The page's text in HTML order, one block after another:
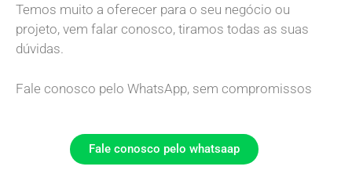
Temos muito a oferecer para o seu negócio ou
projeto, vem falar conosco, tiramos todas as suas
dúvidas.
Fale conosco pelo WhatsApp, sem compromissos
Fale conosco pelo whatsaap